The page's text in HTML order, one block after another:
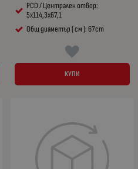
PCD / Централен отвор:
5x114,3x67,1
Общ диаметър ( см ): 67cm
КУПИ